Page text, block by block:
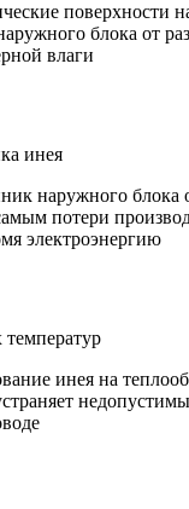
поверхности
блока от
влаги
инея
наружного блока
потери
электроэнергию
инея на